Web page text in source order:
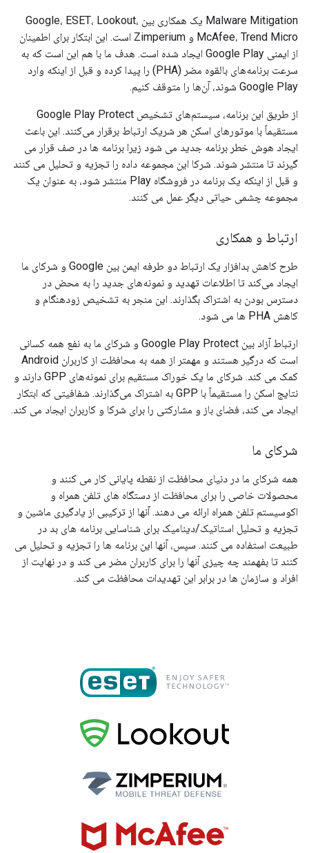
Malware Mitigation یک همکاری بین Google، ESET، Lookout،
McAfee، Trend Micro و Zimperium است. این ابتکار برای اطمینان
از ایمنی Google Play ایجاد شده است. هدف ما با هم این است که به
سرعت برنامه‌های بالقوه مضر (PHA) را پیدا کرده و قبل از اینکه وارد
Google Play شوند، آن‌ها را متوقف کنیم.
از طریق این برنامه، سیستم‌های تشخیص Google Play Protect
مستقیماً با موتورهای اسکن هر شریک ارتباط برقرار می‌کنند. این باعث
ایجاد هوش خطر برنامه جدید می شود زیرا برنامه ها در صف قرار می
گیرند تا منتشر شوند. شرکا این مجموعه داده را تجزیه و تحلیل می کنند
و قبل از اینکه یک برنامه در فروشگاه Play منتشر شود، به عنوان یک
مجموعه چشمی حیاتی دیگر عمل می کنند.
ارتباط و همکاری
طرح کاهش بدافزار یک ارتباط دو طرفه ایمن بین Google و شرکای ما
ایجاد می‌کند تا اطلاعات تهدید و نمونه‌های جدید را به محض در
دسترس بودن به اشتراک بگذارند. این منجر به تشخیص زودهنگام و
کاهش PHA ها می شود.
ارتباط آزاد بین Google Play Protect و شرکای ما به نفع همه کسانی
است که درگیر هستند و مهمتر از همه به محافظت از کاربران Android
کمک می کند. شرکای ما یک خوراک مستقیم برای نمونه‌های GPP دارند و
نتایج اسکن را مستقیماً با GPP به اشتراک می‌گذارند. شفافیتی که ابتکار
ایجاد می کند، فضای باز و مشارکتی را برای شرکا و کاربران ایجاد می کند.
شرکای ما
همه شرکای ما در دنیای محافظت از نقطه پایانی کار می کنند و
محصولات خاصی را برای محافظت از دستگاه های تلفن همراه و
اکوسیستم تلفن همراه ارائه می دهند. آنها از ترکیبی از یادگیری ماشین و
تجزیه و تحلیل استاتیک/دینامیک برای شناسایی برنامه های بد در
طبیعت استفاده می کنند. سپس، آنها این برنامه ها را تجزیه و تحلیل می
کنند تا بفهمند چه چیزی آنها را برای کاربران مضر می کند و در نهایت از
افراد و سازمان ها در برابر این تهدیدات محافظت می کند.